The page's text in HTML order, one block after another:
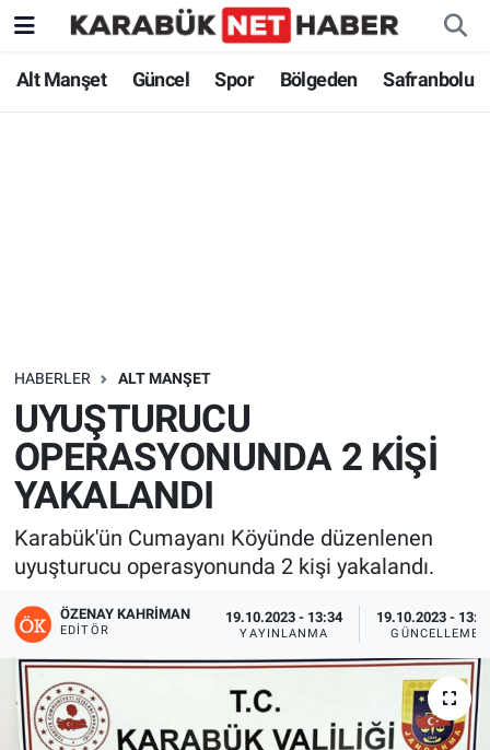
Alt Manşet Güncel Spor Bölgeden Safranbolu
HABERLER ALT MANŞET
UYUŞTURUCU
OPERASYONUNDA 2 KİŞİ
YAKALANDI
Karabük'ün Cumayanı Köyünde düzenlenen
uyuşturucu operasyonunda 2 kişi yakalandı.
ÖZENAY KAHRIMAN
EDITÖR
19.10.2023 - 13:34
YAYINLANMA
19.10.2023 -
GÜNCELLEME